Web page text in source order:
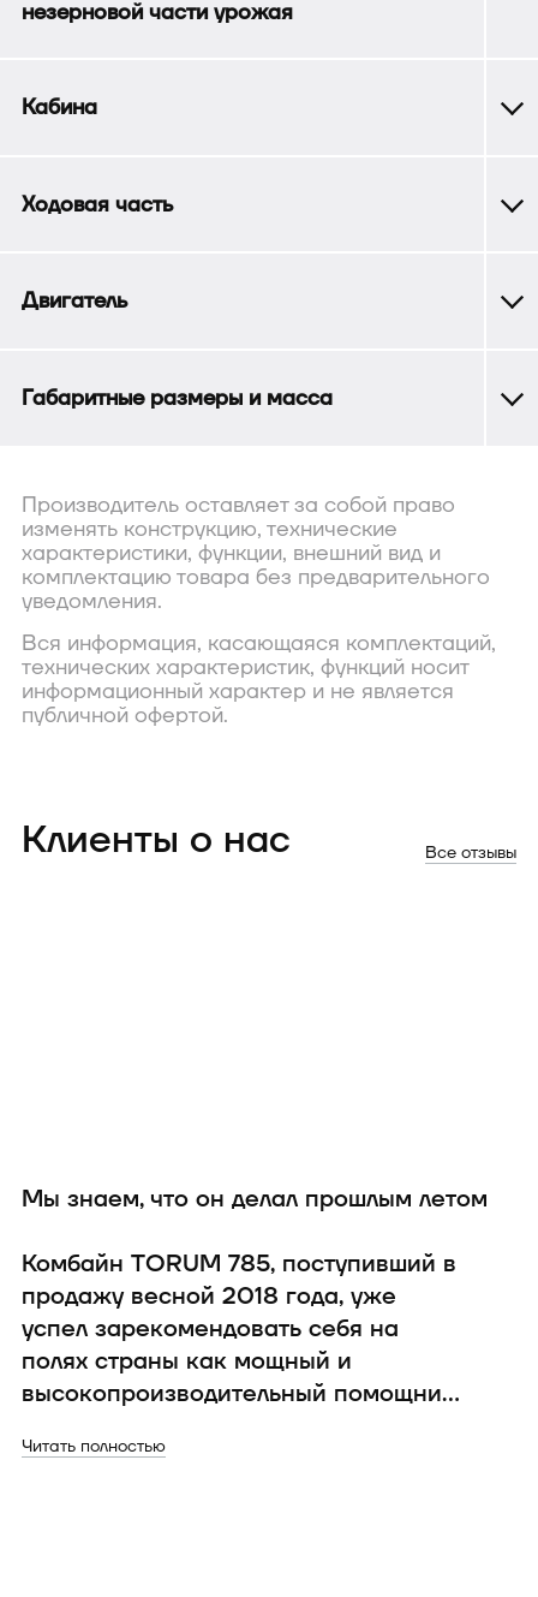
незерновой части урожая
Кабина
Ходовая часть
Двигатель
Габаритные размеры и масса
Производитель оставляет за собой право
изменять конструкцию, технические
характеристики, функции, внешний вид и
комплектацию товара без предварительного
уведомления.
Вся информация, касающаяся комплектаций,
технических характеристик, функций носит
информационный характер и не является
публичной офертой.
Клиенты о нас Все отзывы
Мы знаем, что он делал прошлым летом
Комбайн TORUM 785, поступивший в
продажу весной 2018 года, уже
успел зарекомендовать себя на
полях страны как мощный и
высокопроизводительный помощник.
инновационные разработки,
сезон, он вполне соответствует всем
Читать полностью